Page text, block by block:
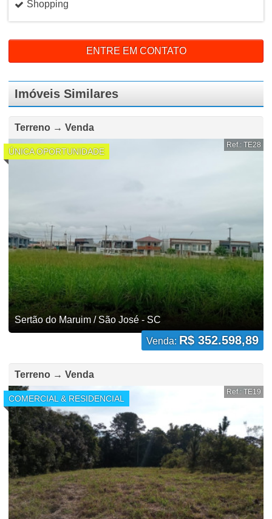
Shopping
ENTRE EM CONTATO
Imóveis Similares
Terreno → Venda
ÚNICA OPORTUNIDADE
Ref.: TE28
Sertão do Maruim / São José - SC
Venda: R$ 352.598,89
Terreno → Venda
COMERCIAL & RESIDENCIAL
Ref.: TE19